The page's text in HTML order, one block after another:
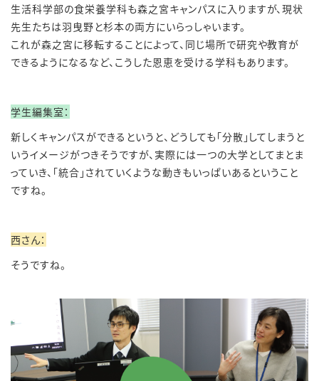
生活科学部の食栄養学科も森之宮キャンパスに入りますが、現状
先生たちは羽曳野と杉本の両方にいらっしゃいます。
これが森之宮に移転することによって、同じ場所で研究や教育が
できるようになるなど、こうした恩恵を受ける学科もあります。
学生編集室：
新しくキャンパスができるというと、どうしても「分散」してしまうと
いうイメージがつきそうですが、実際には一つの大学としてまとま
っていき、「統合」されていくような動きもいっぱいあるということ
ですね。
西さん：
そうですね。